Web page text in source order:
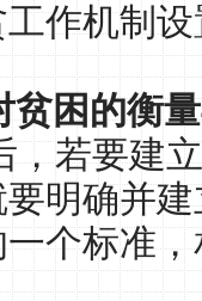
作机制
贫困的衡
，若要建
明确并
个标准